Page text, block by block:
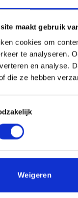
maakt gebruik
cookies om
te analyseren.
en analyse.
die ze hebben
Weigeren
(0)